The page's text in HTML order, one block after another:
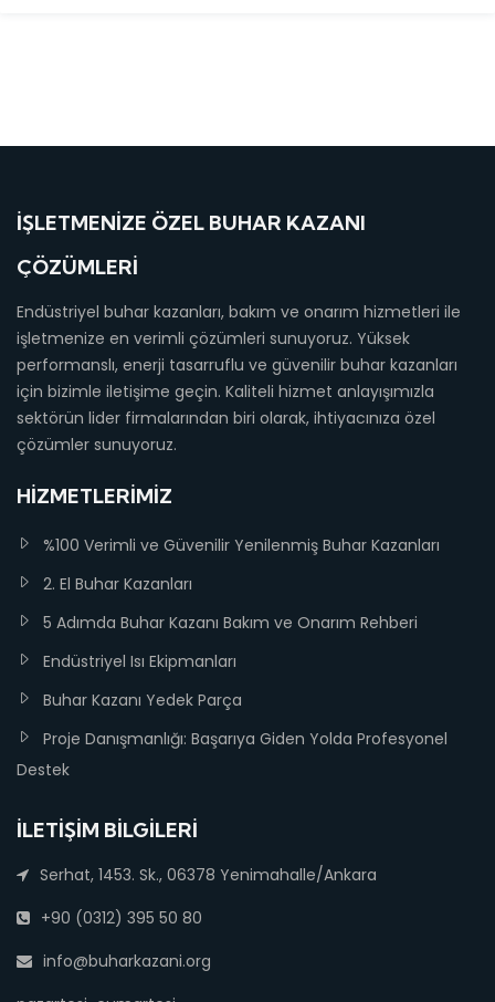
İŞLETMENIZE ÖZEL BUHAR KAZANI
ÇÖZÜMLERI
Endüstriyel buhar kazanları, bakım ve onarım hizmetleri ile
işletmenize en verimli çözümleri sunuyoruz. Yüksek
performanslı, enerji tasarruflu ve güvenilir buhar kazanları
için bizimle iletişime geçin. Kaliteli hizmet anlayışımızla
sektörün lider firmalarından biri olarak, ihtiyacınıza özel
çözümler sunuyoruz.
HIZMETLERIMIZ
%100 Verimli ve Güvenilir Yenilenmiş Buhar Kazanları
2. El Buhar Kazanları
5 Adımda Buhar Kazanı Bakım ve Onarım Rehberi
Endüstriyel Isı Ekipmanları
Buhar Kazanı Yedek Parça
Proje Danışmanlığı: Başarıya Giden Yolda Profesyonel
Destek
İLETIŞIM BILGILERI
Serhat, 1453. Sk., 06378 Yenimahalle/Ankara
+90 (0312) 395 50 80
info@buharkazani.org